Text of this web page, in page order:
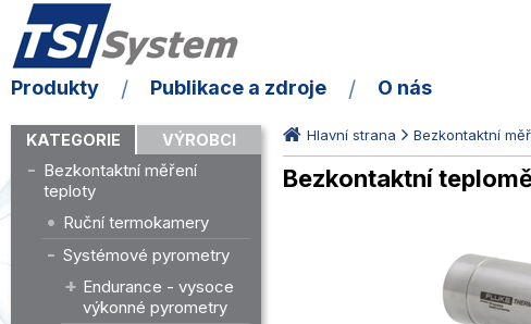
Produkty Publikace a zdroje O nás
KATEGORIE VÝROBCI
Bezkontaktní měření
teploty
Ruční termokamery
Systémové pyrometry
Endurance - vysoce
výkonné pyrometry
Hlavní strana Bezkontaktní
Bezkontaktní